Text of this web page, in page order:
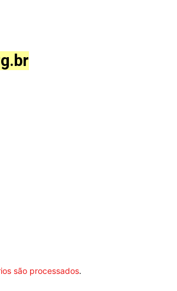
são processados.